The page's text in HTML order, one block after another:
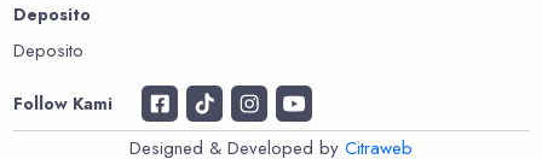
Deposito
Deposito
Follow Kami
Designed & Developed by Citraweb